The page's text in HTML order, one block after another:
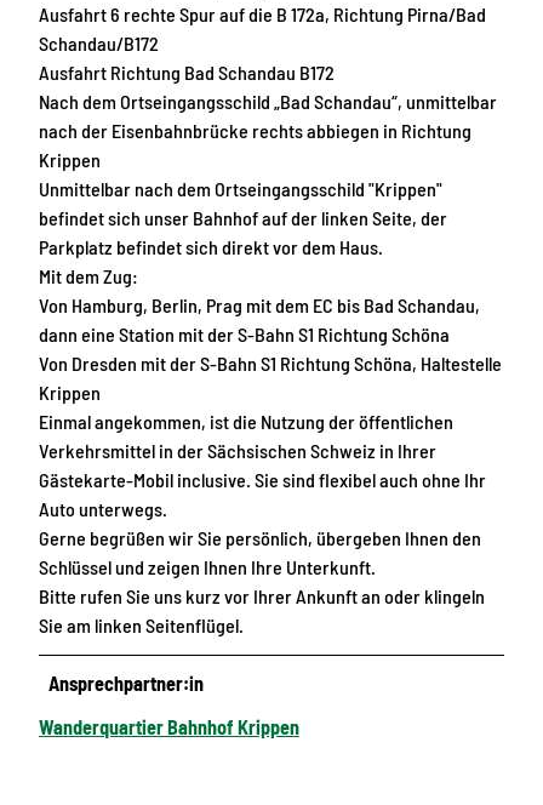
Ausfahrt 6 rechte Spur auf die B 172a, Richtung Pirna/Bad
Schandau/B172
Ausfahrt Richtung Bad Schandau B172
Nach dem Ortseingangsschild „Bad Schandau“, unmittelbar
nach der Eisenbahnbrücke rechts abbiegen in Richtung
Krippen
Unmittelbar nach dem Ortseingangsschild "Krippen"
befindet sich unser Bahnhof auf der linken Seite, der
Parkplatz befindet sich direkt vor dem Haus.
Mit dem Zug:
Von Hamburg, Berlin, Prag mit dem EC bis Bad Schandau,
dann eine Station mit der S-Bahn S1 Richtung Schöna
Von Dresden mit der S-Bahn S1 Richtung Schöna, Haltestelle
Krippen
Einmal angekommen, ist die Nutzung der öffentlichen
Verkehrsmittel in der Sächsischen Schweiz in Ihrer
Gästekarte-Mobil inclusive. Sie sind flexibel auch ohne Ihr
Auto unterwegs.
Gerne begrüßen wir Sie persönlich, übergeben Ihnen den
Schlüssel und zeigen Ihnen Ihre Unterkunft.
Bitte rufen Sie uns kurz vor Ihrer Ankunft an oder klingeln
Sie am linken Seitenflügel.
Ansprechpartner:in
Wanderquartier Bahnhof Krippen